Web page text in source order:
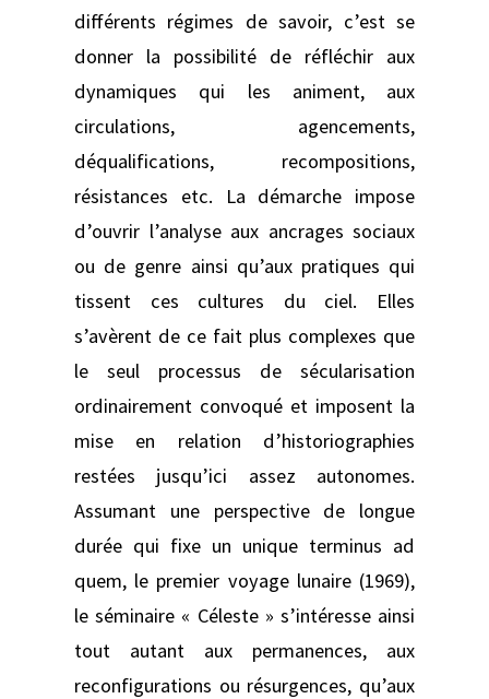
différents régimes de savoir, c’est se
donner la possibilité de réfléchir aux
dynamiques qui les animent, aux
circulations, agencements,
déqualifications, recompositions,
résistances etc. La démarche impose
d’ouvrir l’analyse aux ancrages sociaux
ou de genre ainsi qu’aux pratiques qui
tissent ces cultures du ciel. Elles
s’avèrent de ce fait plus complexes que
le seul processus de sécularisation
ordinairement convoqué et imposent la
mise en relation d’historiographies
restées jusqu’ici assez autonomes.
Assumant une perspective de longue
durée qui fixe un unique terminus ad
quem, le premier voyage lunaire (1969),
le séminaire « Céleste » s’intéresse ainsi
tout autant aux permanences, aux
reconfigurations ou résurgences, qu’aux